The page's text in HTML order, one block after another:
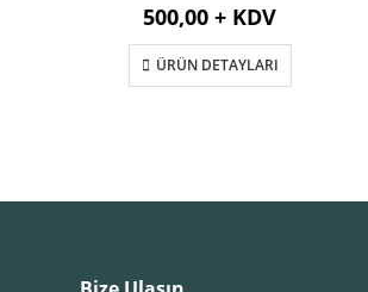
500,00 + KDV
ÜRÜN DETAYLARI